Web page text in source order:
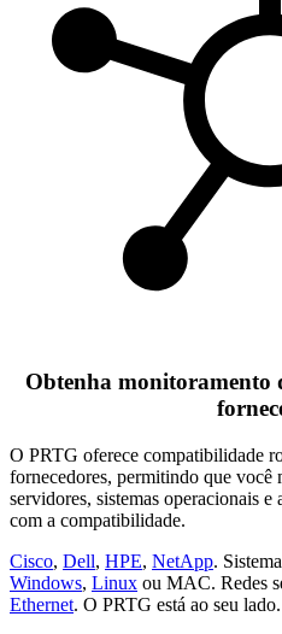
Obtenha monitoramento
O PRTG oferece compatibilidade
fornecedores, permitindo que você
servidores, sistemas operacionais
com a compatibilidade.
Cisco, Dell, HPE, NetApp.
Windows, Linux ou MAC. Redes
Ethernet. O PRTG está ao seu lado.